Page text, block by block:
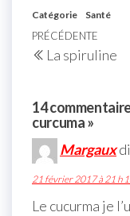
Catégorie Santé
PRÉCÉDENTE
La spiruline
14
curcuma »
Margaux
21 février 2017 à 21 h
Le cucurma je